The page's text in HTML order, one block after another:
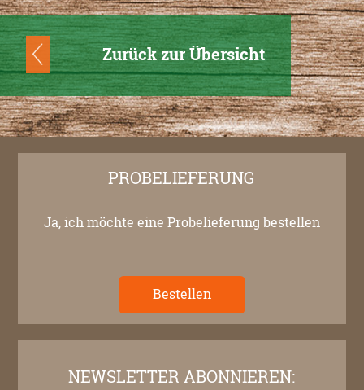
Zurück zur Übersicht
PROBELIEFERUNG
Ja, ich möchte eine Probelieferung bestellen
Bestellen
NEWSLETTER ABONNIEREN: